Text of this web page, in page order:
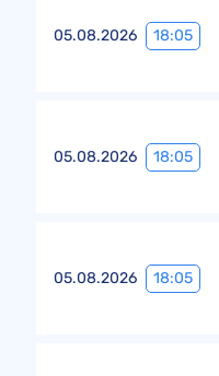
05.08.2026 18:05
05.08.2026 18:05
05.08.2026 18:05